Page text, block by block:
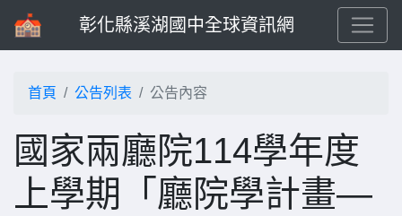
彰化縣溪湖國中全球資訊網
首頁 公告列表 公告內容
國家兩廳院114學年度
上學期「廳院學計畫—